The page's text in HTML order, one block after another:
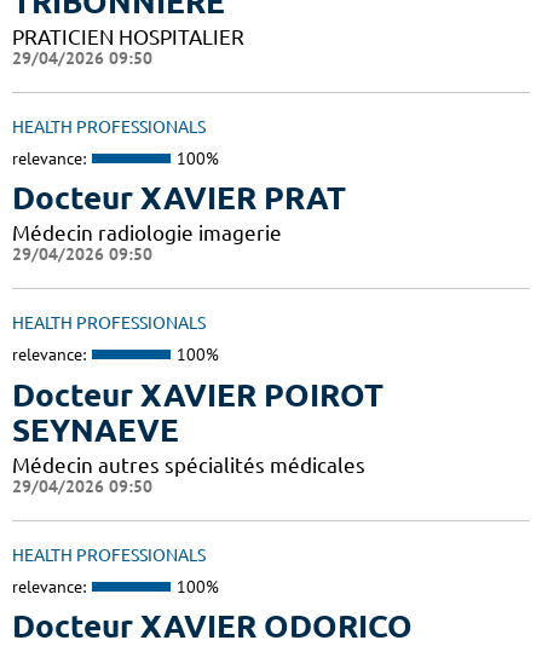
PRATICIEN HOSPITALIER
29/04/2026 09:50
HEALTH PROFESSIONALS
relevance: 100%
Docteur XAVIER PRAT
Médecin radiologie imagerie
29/04/2026 09:50
HEALTH PROFESSIONALS
relevance: 100%
Docteur XAVIER POIROT
SEYNAEVE
Médecin autres spécialités médicales
29/04/2026 09:50
HEALTH PROFESSIONALS
relevance: 100%
Docteur XAVIER ODORICO